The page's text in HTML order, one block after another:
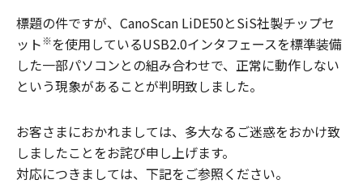
標題の件ですが、CanoScan LiDE50とSiS社製チップセ
ット※を使用しているUSB2.0インタフェースを標準装備
した一部パソコンとの組み合わせで、正常に動作しない
という現象があることが判明致しました。
お客さまにおかれましては、多大なるご迷惑をおかけ致
しましたことをお詫び申し上げます。
対応につきましては、下記をご参照ください。